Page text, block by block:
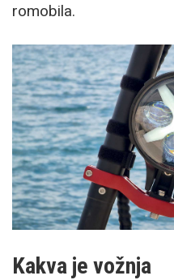
romobila.
Kakva je vožnja